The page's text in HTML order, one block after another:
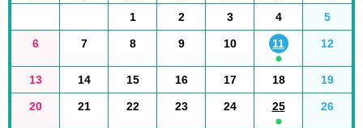
1 2 3 4 5
6 7 8 9 10 11 12
13 14 15 16 17 18 19
20 21 22 23 24 25 26